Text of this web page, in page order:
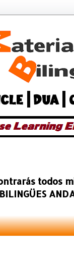
todos